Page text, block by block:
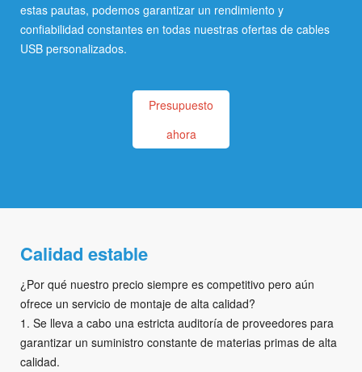
estas pautas, podemos garantizar un rendimiento y
confiabilidad constantes en todas nuestras ofertas de cables
USB personalizados.
Presupuesto
ahora
Calidad estable
¿Por qué nuestro precio siempre es competitivo pero aún
ofrece un servicio de montaje de alta calidad?
1. Se lleva a cabo una estricta auditoría de proveedores para
garantizar un suministro constante de materias primas de alta
calidad.